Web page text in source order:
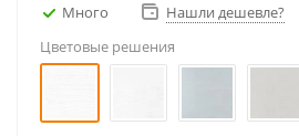
Много
Нашли дешевле?
Цветовые решения